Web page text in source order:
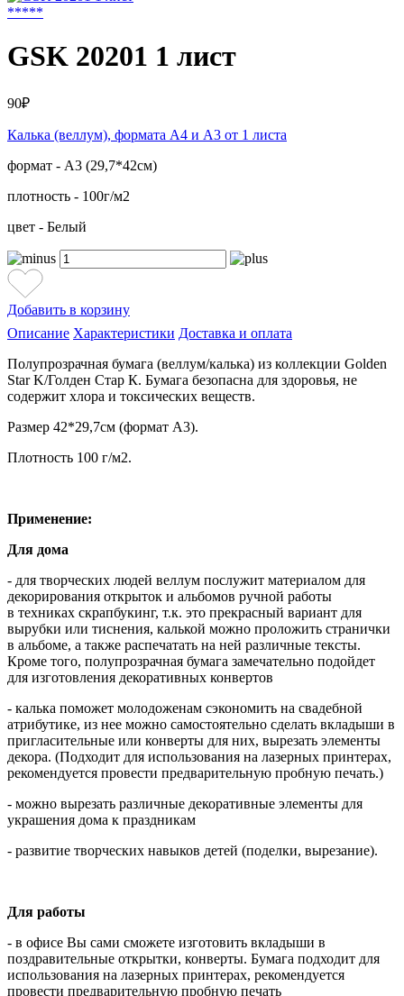
*****
GSK 20201 1 лист
90₽
Калька (веллум), формата А4 и А3 от 1 листа
формат - А3 (29,7*42см)
плотность - 100г/м2
цвет - Белый
Добавить в корзину
Описание Характеристики Доставка и оплата
Полупрозрачная бумага (веллум/калька) из коллекции Golden
Star K/Голден Стар К. Бумага безопасна для здоровья, не
содержит хлора и токсических веществ.
Размер 42*29,7см (формат А3).
Плотность 100 г/м2.
Применение:
Для дома
- для творческих людей веллум послужит материалом для
декорирования открыток и альбомов ручной работы
в техниках скрапбукинг, т.к. это прекрасный вариант для
вырубки или тиснения, калькой можно проложить странички
в альбоме, а также распечатать на ней различные тексты.
Кроме того, полупрозрачная бумага замечательно подойдет
для изготовления декоративных конвертов
- калька поможет молодоженам сэкономить на свадебной
атрибутике, из нее можно самостоятельно сделать вкладыши в
пригласительные или конверты для них, вырезать элементы
декора. (Подходит для использования на лазерных принтерах,
рекомендуется провести предварительную пробную печать.)
- можно вырезать различные декоративные элементы для
украшения дома к праздникам
- развитие творческих навыков детей (поделки, вырезание).
Для работы
- в офисе Вы сами сможете изготовить вкладыши в
поздравительные открытки, конверты. Бумага подходит для
использования на лазерных принтерах, рекомендуется
провести предварительную пробную печать